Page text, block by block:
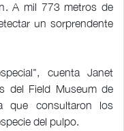
A mil 773 metros de
un sorprendente
cuenta Janet
del Field Museum de
que consultaron los
del pulpo.